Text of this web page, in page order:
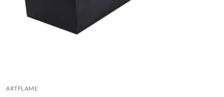
ARTFLAME